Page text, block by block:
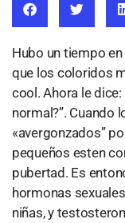
Hubo un tiempo
que los coloridos
cool. Ahora le
normal?”. Cuando
«avergonzados”
pequeños esten
pubertad. Es
hormonas
niñas, y